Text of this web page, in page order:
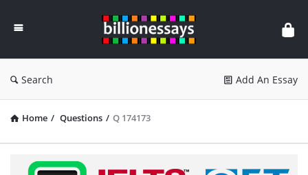
Essays
Search Add An Essay
Home / Questions / Q 174173